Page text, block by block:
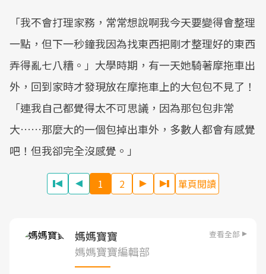
「我不會打理家務，常常想說啊我今天要變得會整理
一點，但下一秒鐘我因為找東西把剛才整理好的東西
弄得亂七八糟。」大學時期，有一天她騎著摩拖車出
外，回到家時才發現放在摩拖車上的大包包不見了！
「連我自己都覺得太不可思議，因為那包包非常
大……那麼大的一個包掉出車外，多數人都會有感覺
吧！但我卻完全沒感覺。」
1 2 單頁閱讀
媽媽寶寶 查看全部
媽媽寶寶編輯部